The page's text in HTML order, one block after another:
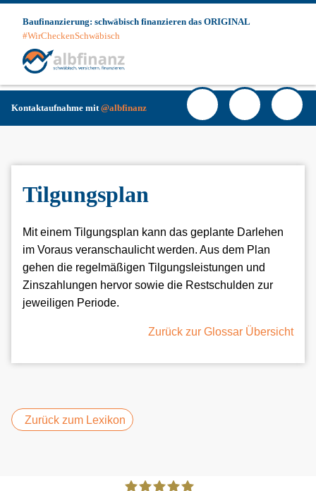
Baufinanzierung: schwäbisch finanzieren das ORIGINAL
#WirCheckenSchwäbisch
Login
Tilgungsplan
Mit einem Tilgungsplan kann das geplante Darlehen
im Voraus veranschaulicht werden. Aus dem Plan
gehen die regelmäßigen Tilgungsleistungen und
Zinszahlungen hervor sowie die Restschulden zur
jeweiligen Periode.
Zurück zur Glossar Übersicht
Zurück zum Lexikon
Kontaktaufnahme mit@albfinanz